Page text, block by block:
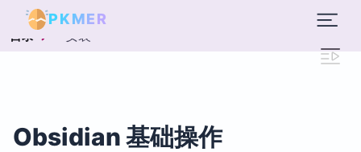
PKMER
目录 安装
Obsidian 基础操作